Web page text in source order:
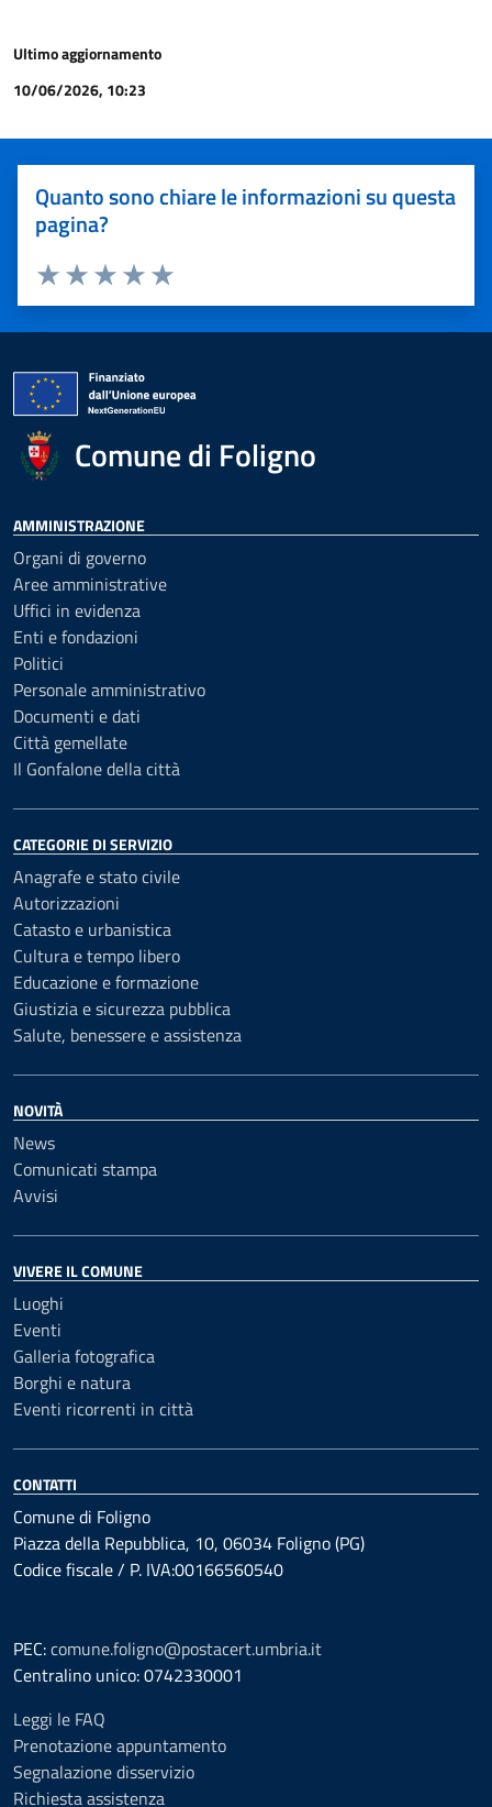
Ultimo aggiornamento
10/06/2026, 10:23
Quanto sono chiare le informazioni su questa
pagina?
Valuta 5 stelle su 5
Valuta 4 stelle su 5
Valuta 3 stelle su 5
Valuta 2 stelle su 5
Valuta 1 stelle su 5
Comune di Foligno
AMMINISTRAZIONE
Organi di governo
Aree amministrative
Uffici in evidenza
Enti e fondazioni
Politici
Personale amministrativo
Documenti e dati
Città gemellate
Il Gonfalone della città
CATEGORIE DI SERVIZIO
Anagrafe e stato civile
Autorizzazioni
Catasto e urbanistica
Cultura e tempo libero
Educazione e formazione
Giustizia e sicurezza pubblica
Salute, benessere e assistenza
NOVITÀ
News
Comunicati stampa
Avvisi
VIVERE IL COMUNE
Luoghi
Eventi
Galleria fotografica
Borghi e natura
Eventi ricorrenti in città
CONTATTI
Comune di Foligno
Piazza della Repubblica, 10, 06034 Foligno (PG)
Codice fiscale / P. IVA:00166560540
PEC:comune.foligno@postacert.umbria.it
Centralino unico: 0742330001
Leggi le FAQ
Prenotazione appuntamento
Segnalazione disservizio
Richiesta assistenza